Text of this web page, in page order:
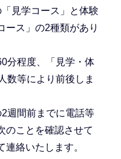
見学コース」と体験
ース」の2種類があり
分程度、「見学・体
数等により前後しま
間前までに電話等
のことを確認させて
絡いたします。